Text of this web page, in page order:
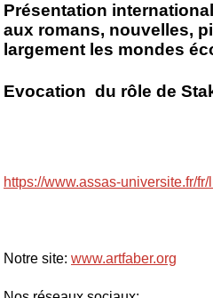
Présentation
aux romans, nouvelles,
largement les mondes
Evocation du rôle de
https://www.assas-universite.fr/
Notre site: www.artfaber.org